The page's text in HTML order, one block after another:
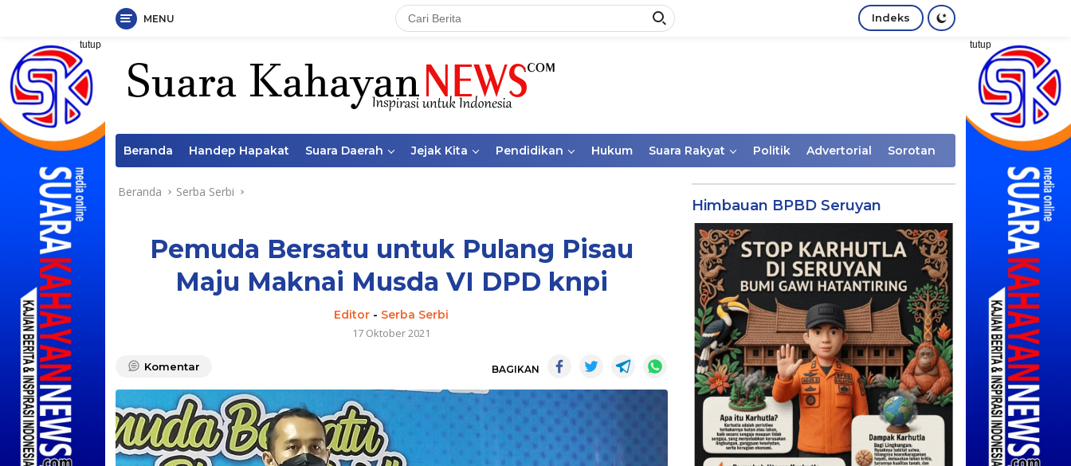
Langsung
konten
MENU Indeks
tutup tutup
Beranda Handep Hapakat Suara Daerah Jejak Kita Pendidikan Hukum Suara Rakyat Politik Advertorial Sorotan
Beranda Serba Serbi
Pemuda Bersatu untuk Pulang Pisau
Maju Maknai Musda VI DPD knpi
Editor - Serba Serbi
17 Oktober 2021
Komentar BAGIKAN
Himbauan BPBD Seruyan